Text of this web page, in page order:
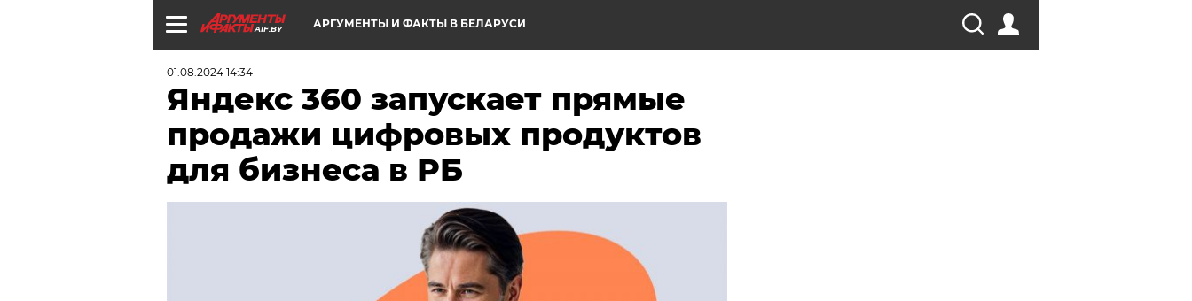
AIF.BY АРГУМЕНТЫ И ФАКТЫ В БЕЛАРУСИ
01.08.2024 14:34
Яндекс 360 запускает прямые
продажи цифровых продуктов
для бизнеса в РБ